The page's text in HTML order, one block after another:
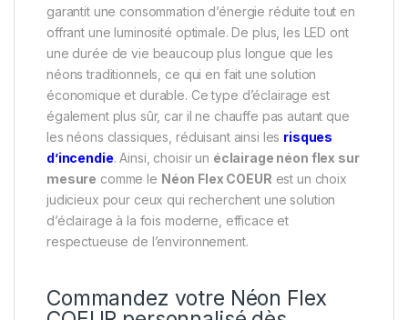
garantit une consommation d’énergie réduite tout en
offrant une luminosité optimale. De plus, les LED ont
une durée de vie beaucoup plus longue que les
néons traditionnels, ce qui en fait une solution
économique et durable. Ce type d’éclairage est
également plus sûr, car il ne chauffe pas autant que
les néons classiques, réduisant ainsi les risques
d’incendie. Ainsi, choisir un éclairage néon flex sur
mesure comme le Néon Flex COEUR est un choix
judicieux pour ceux qui recherchent une solution
d’éclairage à la fois moderne, efficace et
respectueuse de l’environnement.
Commandez votre Néon Flex